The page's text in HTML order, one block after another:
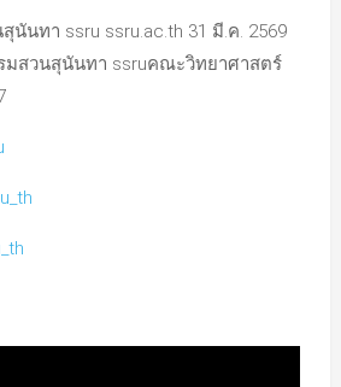
นันทา ssru ssru.ac.th 31 มี.ค. 2569
มสวนสุนันทา ssruคณะวิทยาศาสตร์